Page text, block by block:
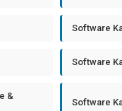
Software
Software
&
Software